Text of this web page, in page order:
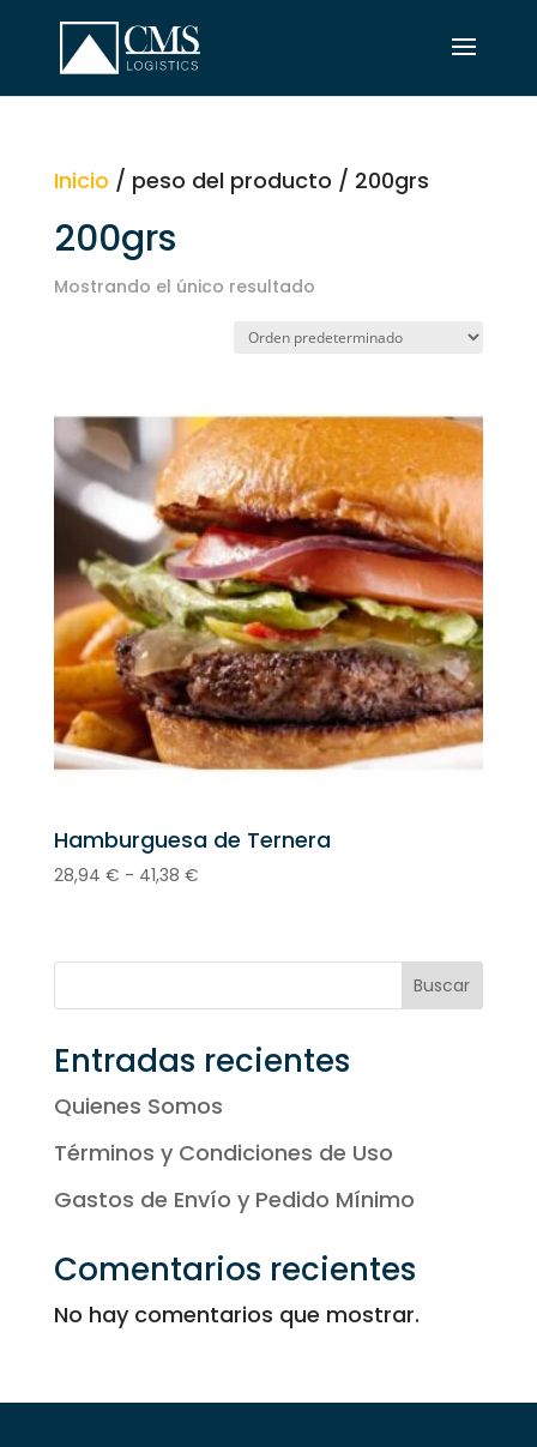
Inicio / peso del producto / 200grs
200grs
Mostrando el único resultado
Hamburguesa de Ternera
28,94 € - 41,38 €Rango
desde
hasta
Buscar
Entradas recientes
Quienes Somos
Términos y Condiciones de Uso
Gastos de Envío y Pedido Mínimo
Comentarios recientes
No hay comentarios que mostrar.